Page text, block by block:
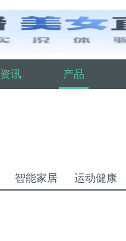
资讯 产品
智能家居 运动健康